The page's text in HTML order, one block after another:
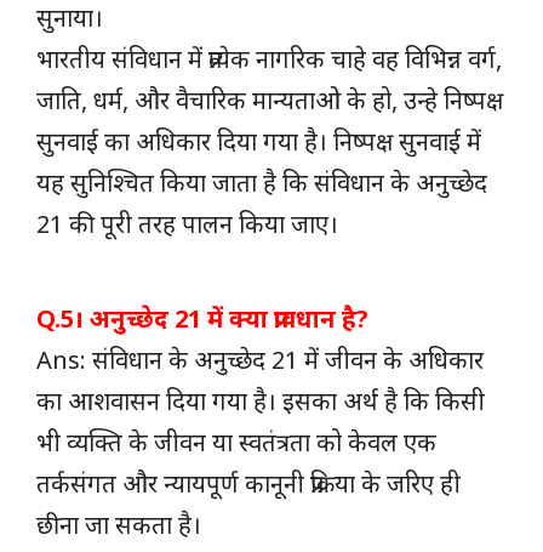
सुनाया।
भारतीय संविधान में प्रत्येक नागरिक चाहे वह विभिन्न वर्ग,
जाति, धर्म, और वैचारिक मान्यताओ के हो, उन्हे निष्पक्ष
सुनवाई का अधिकार दिया गया है। निष्पक्ष सुनवाई में
यह सुनिश्चित किया जाता है कि संविधान के अनुच्छेद
21 की पूरी तरह पालन किया जाए।
Q.5। अनुच्छेद 21 में क्या प्रावधान है?
Ans: संविधान के अनुच्छेद 21 में जीवन के अधिकार
का आशवासन दिया गया है। इसका अर्थ है कि किसी
भी व्यक्ति के जीवन या स्वतंत्रता को केवल एक
तर्कसंगत और न्यायपूर्ण कानूनी प्रक्रिया के जरिए ही
छीना जा सकता है।